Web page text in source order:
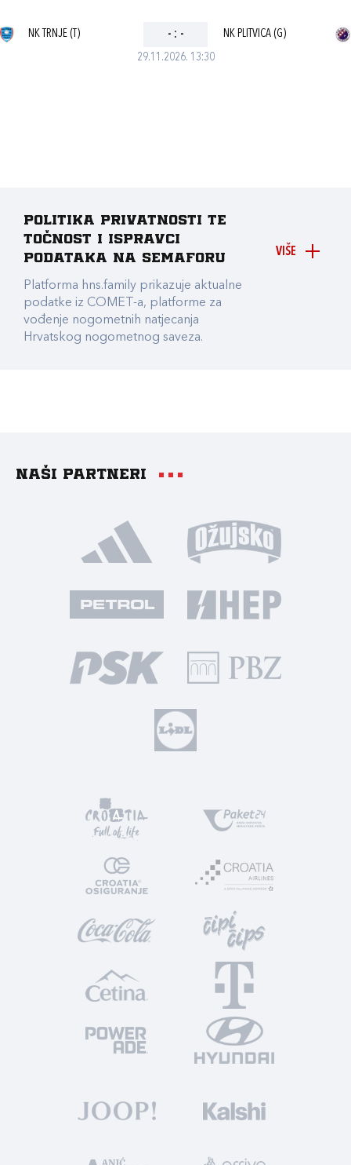
29.11.2026. 13:30
NK TRNJE (T) - : - NK PLITVICA (G)
VIŠE
Politika privatnosti te
točnost i ispravci
podataka na Semaforu
Platforma hns.family prikazuje aktualne
podatke iz COMET-a, platforme za
vođenje nogometnih natjecanja
Hrvatskog nogometnog saveza.
Naši partneri